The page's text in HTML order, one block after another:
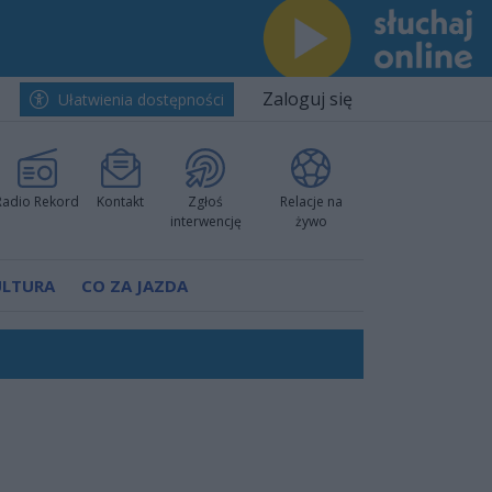
Ułatwienia dostępności Zaloguj się
Rekord Kontakt
Zgłoś
interwencję
Relacje na
żywo
CO ZA JAZDA